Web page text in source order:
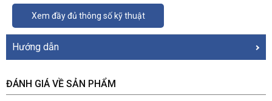
Xem đầy đủ thông số kỹ thuật
Hướng dẫn
ĐÁNH GIÁ VỀ SẢN PHẨM